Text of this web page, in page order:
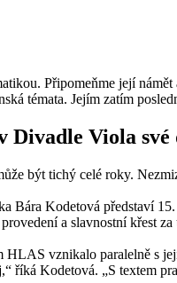
Připomeňme její
témata. Jejím zatím
Viola
být tichý celé roky.
Bára Kodetová představí
a slavnostní křest za
HLAS vznikalo paralelně s
říká Kodetová. „S textem